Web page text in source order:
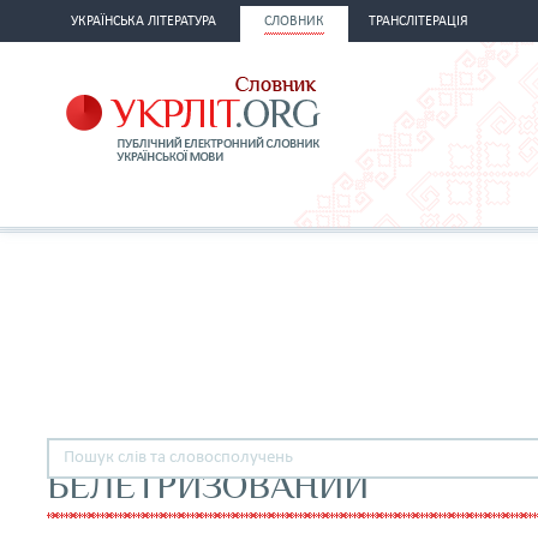
УКРАЇНСЬКА ЛІТЕРАТУРА СЛОВНИК ТРАНСЛІТЕРАЦІЯ
БЕЛЕТРИЗОВАНИЙ